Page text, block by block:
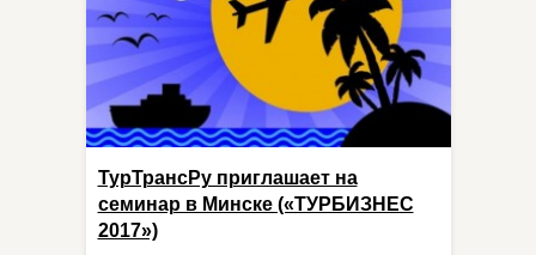
ТурТрансРу приглашает на
семинар в Минске («ТУРБИЗНЕС
2017»)